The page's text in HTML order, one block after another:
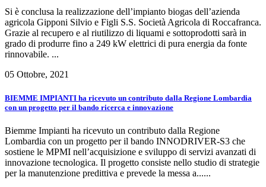
Si è conclusa la realizzazione dell’impianto biogas dell’azienda
agricola Gipponi Silvio e Figli S.S. Società Agricola di Roccafranca.
Grazie al recupero e al riutilizzo di liquami e sottoprodotti sarà in
grado di produrre fino a 249 kW elettrici di pura energia da fonte
rinnovabile. ...
05 Ottobre, 2021
BIEMME IMPIANTI ha ricevuto un contributo dalla Regione Lombardia
con un progetto per il bando ricerca e innovazione
Biemme Impianti ha ricevuto un contributo dalla Regione
Lombardia con un progetto per il bando INNODRIVER-S3 che
sostiene le MPMI nell’acquisizione e sviluppo di servizi avanzati di
innovazione tecnologica. Il progetto consiste nello studio di strategie
per la manutenzione predittiva e prevede la messa a......